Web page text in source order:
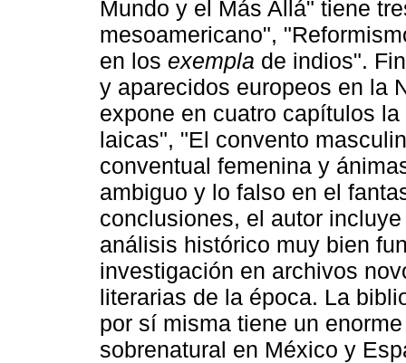
Mundo y el Más Allá" tiene
mesoamericano",
en los exempla de indios".
y aparecidos europeos en la
expone en cuatro capítulos
laicas", "El convento
conventual femenina y
ambiguo y lo falso en el
conclusiones, el autor
análisis histórico muy bien
investigación en archivos
literarias de la época. La
por sí misma tiene un
sobrenatural en México y